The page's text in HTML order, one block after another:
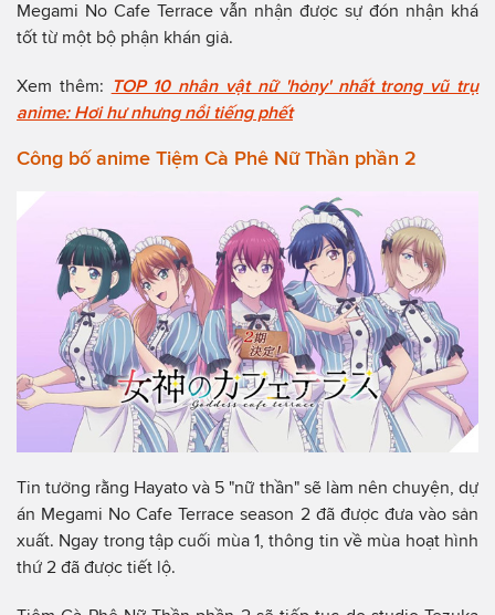
Megami No Cafe Terrace vẫn nhận được sự đón nhận khá
tốt từ một bộ phận khán giả.
Xem thêm: TOP 10 nhân vật nữ 'hỏny' nhất trong vũ trụ
anime: Hơi hư nhưng nổi tiếng phết
Công bố anime Tiệm Cà Phê Nữ Thần phần 2
Tin tưởng rằng Hayato và 5 "nữ thần" sẽ làm nên chuyện, dự
án Megami No Cafe Terrace season 2 đã được đưa vào sản
xuất. Ngay trong tập cuối mùa 1, thông tin về mùa hoạt hình
thứ 2 đã được tiết lộ.